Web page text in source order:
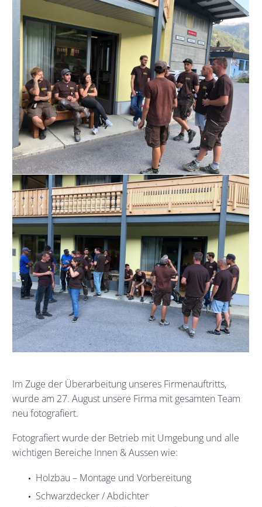
Im Zuge der Überarbeitung unseres Firmenauftritts,
wurde am 27. August unsere Firma mit gesamten Team
neu fotografiert.
Fotografiert wurde der Betrieb mit Umgebung und alle
wichtigen Bereiche Innen & Aussen wie:
Holzbau – Montage und Vorbereitung
Schwarzdecker / Abdichter